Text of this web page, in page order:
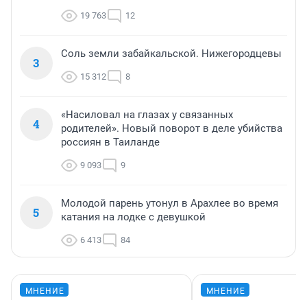
19 763 12
3
Соль земли забайкальской. Нижегородцевы
15 312 8
4
«Насиловал на глазах у связанных
родителей». Новый поворот в деле убийства
россиян в Таиланде
9 093 9
5
Молодой парень утонул в Арахлее во время
катания на лодке с девушкой
6 413 84
МНЕНИЕ МНЕНИЕ